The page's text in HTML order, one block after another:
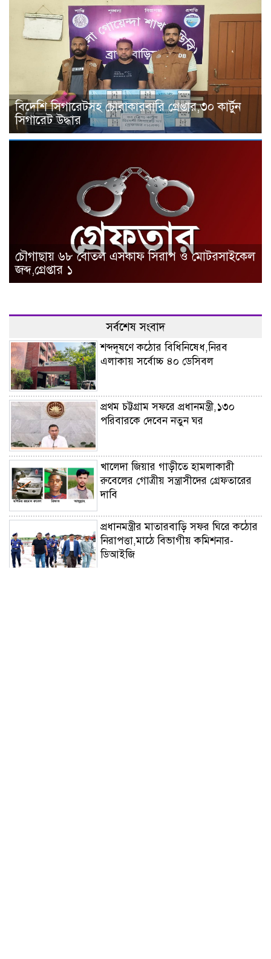
বিদেশি সিগারেটসহ চোরাকারবারি গ্রেপ্তার,৩০ কার্টুন
সিগারেট উদ্ধার
চৌগাছায় ৬৮ বোতল এসকাফ সিরাপ ও মোটরসাইকেল
জব্দ,গ্রেপ্তার ১
সর্বশেষ সংবাদ
শব্দদূষণে কঠোর বিধিনিষেধ,নিরব
এলাকায় সর্বোচ্চ ৪০ ডেসিবল
প্রথম চট্টগ্রাম সফরে প্রধানমন্ত্রী,১৩০
পরিবারকে দেবেন নতুন ঘর
খালেদা জিয়ার গাড়ীতে হামলাকারী
রুবেলের গোত্রীয় সন্ত্রাসীদের গ্রেফতারের
দাবি
প্রধানমন্ত্রীর মাতারবাড়ি সফর ঘিরে কঠোর
নিরাপত্তা,মাঠে বিভাগীয় কমিশনার-
ডিআইজি